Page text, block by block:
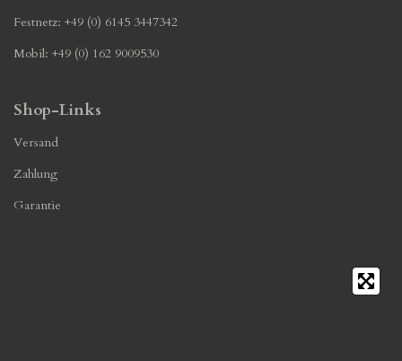
Festnetz: +49 (0) 6145 3447342
Mobil: +49 (0) 162 9009530
Shop-Links
Versand
Zahlung
Garantie